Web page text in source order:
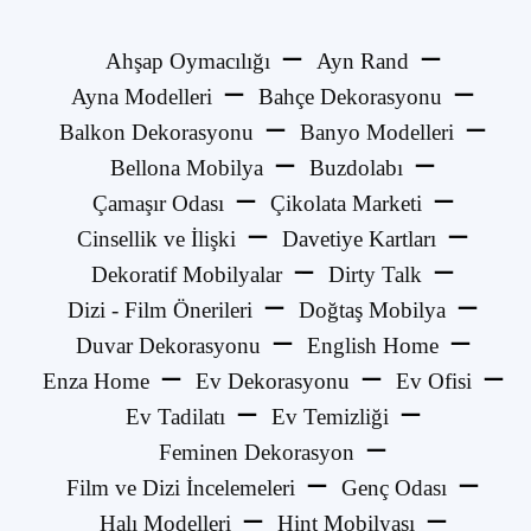
Ahşap Oymacılığı
Ayn Rand
Ayna Modelleri
Bahçe Dekorasyonu
Balkon Dekorasyonu
Banyo Modelleri
Bellona Mobilya
Buzdolabı
Çamaşır Odası
Çikolata Marketi
Cinsellik ve İlişki
Davetiye Kartları
Dekoratif Mobilyalar
Dirty Talk
Dizi - Film Önerileri
Doğtaş Mobilya
Duvar Dekorasyonu
English Home
Enza Home
Ev Dekorasyonu
Ev Ofisi
Ev Tadilatı
Ev Temizliği
Feminen Dekorasyon
Film ve Dizi İncelemeleri
Genç Odası
Halı Modelleri
Hint Mobilyası